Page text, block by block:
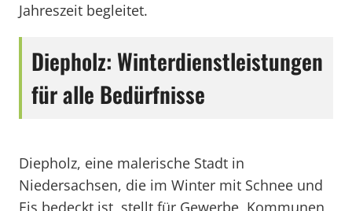
Jahreszeit begleitet.
Diepholz: Winterdienstleistungen
für alle Bedürfnisse
Diepholz, eine malerische Stadt in
Niedersachsen, die im Winter mit Schnee und
Eis bedeckt ist, stellt für Gewerbe, Kommunen